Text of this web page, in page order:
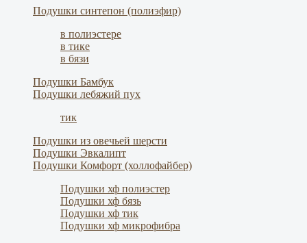
Подушки синтепон (полиэфир)
в полиэстере
в тике
в бязи
Подушки Бамбук
Подушки лебяжий пух
тик
Подушки из овечьей шерсти
Подушки Эвкалипт
Подушки Комфорт (холлофайбер)
Подушки хф полиэстер
Подушки хф бязь
Подушки хф тик
Подушки хф микрофибра